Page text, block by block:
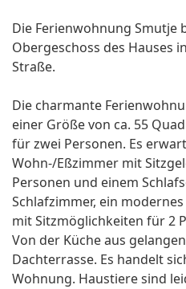
Die Ferienwohnung Smutje
Obergeschoss des Hauses
Straße.
Die charmante
einer Größe von ca. 55
für zwei Personen. Es
Wohn-/Eßzimmer mit
Personen und einem
Schlafzimmer, ein
mit Sitzmöglichkeiten für 2
Von der Küche aus
Dachterrasse. Es handelt
Wohnung. Haustiere sind